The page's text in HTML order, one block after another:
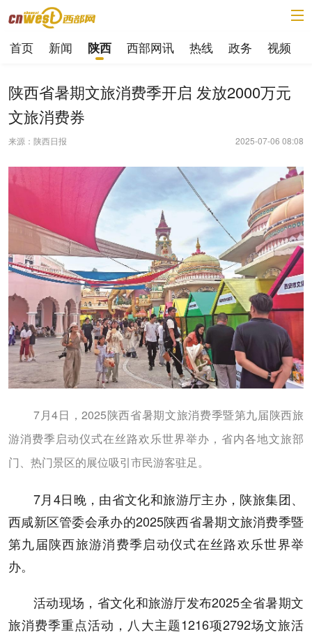
首页 新闻 陕西 西部网讯 热线 政务 视频
陕西省暑期文旅消费季开启 发放2000万元
文旅消费券
来源：陕西日报 2025-07-06 08:08
7月4日，2025陕西省暑期文旅消费季暨第九届陕西旅
游消费季启动仪式在丝路欢乐世界举办，省内各地文旅部
门、热门景区的展位吸引市民游客驻足。
7月4日晚，由省文化和旅游厅主办，陕旅集团、
西咸新区管委会承办的2025陕西省暑期文旅消费季暨
第九届陕西旅游消费季启动仪式在丝路欢乐世界举
办。
活动现场，省文化和旅游厅发布2025全省暑期文
旅消费季重点活动，八大主题1216项2792场文旅活